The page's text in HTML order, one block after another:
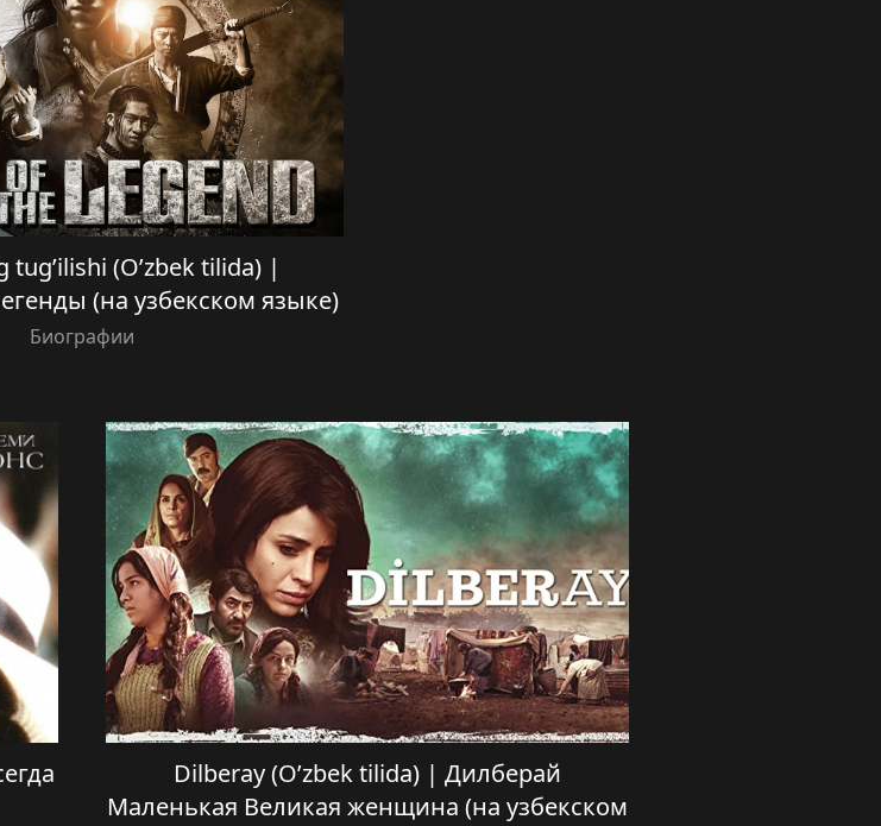
tug’ilishi (O’zbek tilida) |
(на узбекском языке)
Биографии
Dilberay (O’zbek tilida) | Дилберай
Маленькая Великая женщина (на узбекском